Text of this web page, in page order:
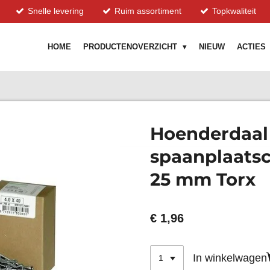
Snelle levering Ruim assortiment Topkwaliteit
HOME PRODUCTENOVERZICHT NIEUW ACTIES
25 mm Torx
€ 1,96
In winkelwagen